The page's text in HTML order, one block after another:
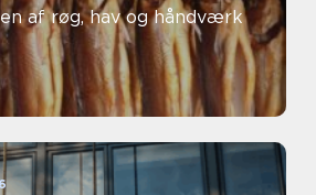
af røg, hav og håndværk